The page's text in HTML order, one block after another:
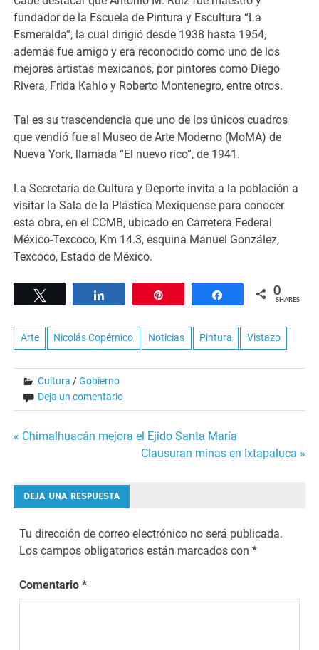
fundador de la Escuela de Pintura y Escultura “La
Esmeralda”, la cual dirigió desde 1938 hasta 1954,
además fue amigo y era reconocido como uno de los
mejores artistas mexicanos, por pintores como Diego
Rivera, Frida Kahlo y Roberto Montenegro, entre otros.
Tal es su trascendencia que uno de los únicos cuadros
que vendió fue al Museo de Arte Moderno (MoMA) de
Nueva York, llamada “El nuevo rico”, de 1941.
La Secretaría de Cultura y Deporte invita a la población a
visitar la Sala de la Plástica Mexiquense para conocer
esta obra, en el CCMB, ubicado en Carretera Federal
México-Texcoco, Km 14.3, esquina Manuel González,
Texcoco, Estado de México.
Share 0
SHARES
Arte Nicolás Copérnico Noticias Pintura Vistazo
Cultura /Gobierno
Deja un comentario
Navegación
entradas
« Chimalhuacán mejora el Ejido Santa María
Clausuran minas en Ixtapaluca »
DEJA UNA RESPUESTA
Tu dirección de correo electrónico no será publicada.
Los campos obligatorios están marcados con*
Comentario*